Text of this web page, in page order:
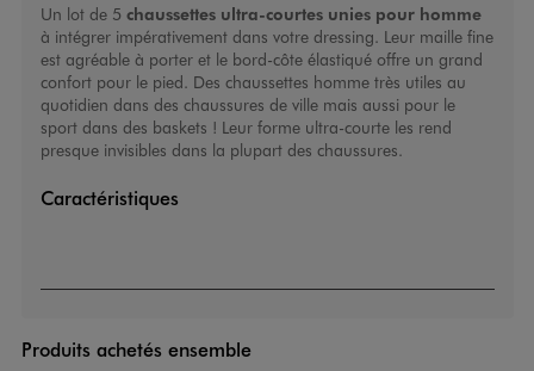
Un lot de 5 chaussettes ultra-courtes unies pour homme
à intégrer impérativement dans votre dressing. Leur maille fine
est agréable à porter et le bord-côte élastiqué offre un grand
confort pour le pied. Des chaussettes hommetrès utiles au
quotidien dans des chaussures de ville mais aussi pour le
sport dans des baskets ! Leur forme ultra-courte les rend
presque invisibles dans la plupart des chaussures.
Caractéristiques
Produits achetés ensemble